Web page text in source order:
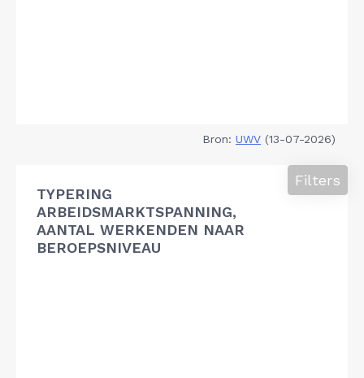
Bron: UWV (13-07-2026)
TYPERING
ARBEIDSMARKTSPANNING,
AANTAL WERKENDEN NAAR
BEROEPSNIVEAU
Filters